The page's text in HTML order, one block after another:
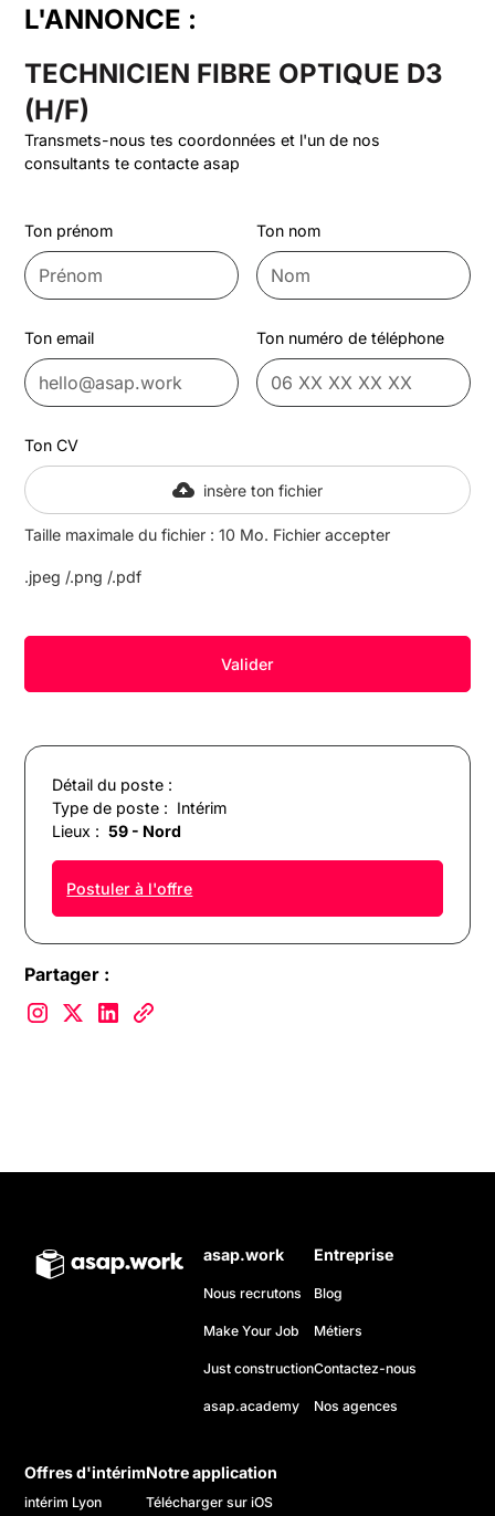
Détail du poste :
Type de poste : Intérim
Lieux : 59 - Nord
Postuler à l'offre
Partager :
L'ANNONCE :
TECHNICIEN FIBRE OPTIQUE D3
(H/F)
Transmets-nous tes coordonnées et l'un de nos
consultants te contacte asap
Ton prénom Ton nom
Ton email Ton numéro de téléphone
Ton CV
insère ton fichier
Taille maximale du fichier : 10 Mo. Fichier accepter
.jpeg /.png /.pdf
asap.work
Nous recrutons
Make Your Job
Just construction
asap.academy
Entreprise
Blog
Métiers
Contactez-nous
Nos agences
Offres d'intérim
intérim Lyon
Notre application
Télécharger sur iOS